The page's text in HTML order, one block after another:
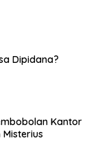
Dipidana?
Kantor